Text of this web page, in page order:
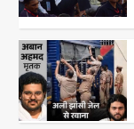
2
3